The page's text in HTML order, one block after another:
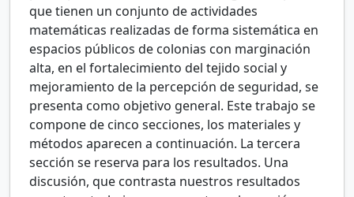
que tienen un conjunto de actividades
matemáticas realizadas de forma sistemática en
espacios públicos de colonias con marginación
alta, en el fortalecimiento del tejido social y
mejoramiento de la percepción de seguridad, se
presenta como objetivo general. Este trabajo se
compone de cinco secciones, los materiales y
métodos aparecen a continuación. La tercera
sección se reserva para los resultados. Una
discusión, que contrasta nuestros resultados